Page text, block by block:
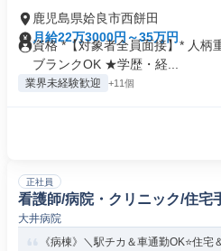
鹿児島県姶良市西餅田
月給22万3000円～35万円
資格 *【対象者全員面接】* 人柄
ブランクOK ★学歴・経...
業界未経験歓迎 +11個
正社員
看護師/病院・クリニック/住宅
大井病院
《病棟》＼駅チカ＆車通勤OK⭐住